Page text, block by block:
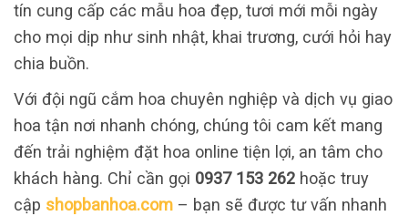
tín cung cấp các mẫu hoa đẹp, tươi mới mỗi ngày
cho mọi dịp như sinh nhật, khai trương, cưới hỏi hay
chia buồn.
Với đội ngũ cắm hoa chuyên nghiệp và dịch vụ giao
hoa tận nơi nhanh chóng, chúng tôi cam kết mang
đến trải nghiệm đặt hoa online tiện lợi, an tâm cho
khách hàng. Chỉ cần gọi 0937 153 262 hoặc truy
cập shopbanhoa.com – bạn sẽ được tư vấn nhanh